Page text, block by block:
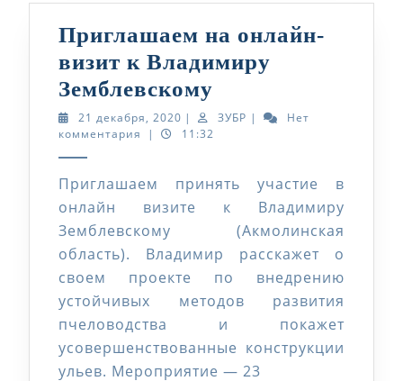
Приглашаем на онлайн-
визит к Владимиру
Земблевскому
на
онлайн-
к
Владимиру
Земблевскому
21 декабря, 2020 21
декабря,
| ЗУБР ЗУБР
|
Нет
комментария
| 11:32
Приглашаем принять участие в
онлайн визите к Владимиру
Земблевскому (Акмолинская
область). Владимир расскажет о
своем проекте по внедрению
устойчивых методов развития
пчеловодства и покажет
усовершенствованные конструкции
ульев. Мероприятие — 23